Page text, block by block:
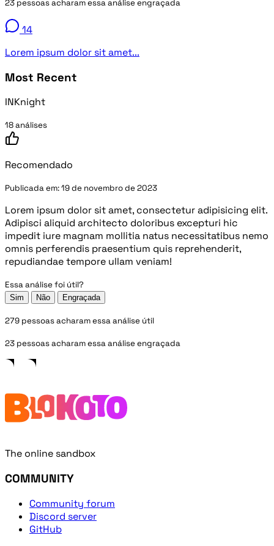
23 pessoas acharam essa análise engraçada
14
Lorem ipsum dolor sit amet...
Most Recent
INKnight
18 análises
Recomendado
Publicada em:19 de novembro de 2023
Lorem ipsum dolor sit amet, consectetur adipisicing elit.
Adipisci aliquid architecto doloribus excepturi hic
impedit iure magnam mollitia natus necessitatibus nemo
omnis perferendis praesentium quis reprehenderit,
repudiandae tempore ullam veniam!
Essa análise foi útil?
Sim Não Engraçada
279 pessoas acharam essa análise útil
23 pessoas acharam essa análise engraçada
The online sandbox
COMMUNITY
Community forum
Discord server
GitHub